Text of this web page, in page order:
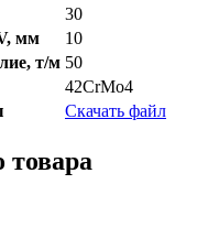
30
мм
10
т/м 50
42CrMo4
Скачать файл
товара